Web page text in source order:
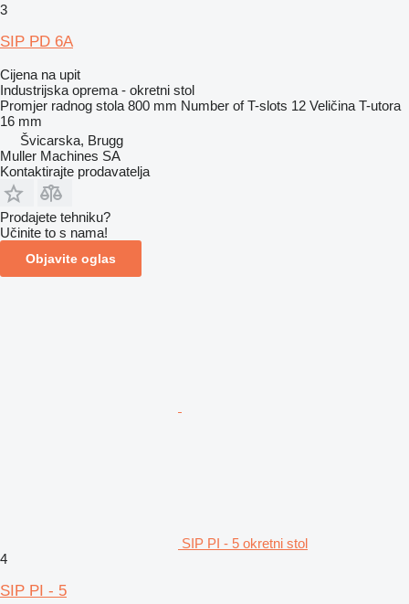
3
SIP PD 6A
Cijena na upit
Industrijska oprema - okretni stol
Promjer radnog stola 800 mm Number of T-slots 12 Veličina T-utora
16 mm
Švicarska, Brugg
Muller Machines SA
Kontaktirajte prodavatelja
Prodajete tehniku?
Učinite to s nama!
Objavite oglas
SIP PI - 5 okretni stol
4
SIP PI - 5